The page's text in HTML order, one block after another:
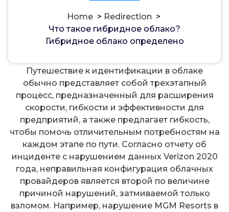
Home> Redirection >
Что такое гибридное облако?
Гибридное облако определено
مسؤل 2, Sep, 2024
Redirection
Путешествие к идентификации в облаке
обычно представляет собой трехэтапный
процесс, предназначенный для расширения
скорости, гибкости и эффективности для
предприятий, а также предлагает гибкость,
чтобы помочь отличительным потребностям на
каждом этапе по пути. Согласно отчету об
инциденте с нарушением данных Verizon 2020
года, неправильная конфигурация облачных
провайдеров является второй по величине
причиной нарушений, затмиваемой только
взломом. Например, нарушение MGM Resorts в